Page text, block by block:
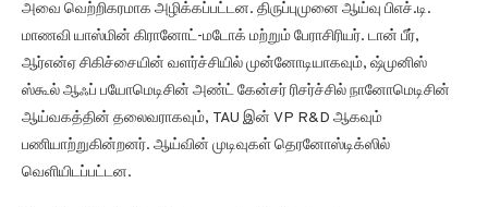
அவை வெற்றிகரமாக அழிக்கப்பட்டன. திருப்புமுனை ஆய்வு பிஎச்.டி.
மாணவி யாஸ்மின் கிரானோட்-மடோக் மற்றும் பேராசிரியர். டான் பீர்,
ஆர்என்ஏ சிகிச்சையின் வளர்ச்சியில் முன்னோடியாகவும், ஷ்முனிஸ்
ஸ்கூல் ஆஃப் பயோமெடிசின் அண்ட் கேன்சர் ரிசர்ச்சில் நானோமெடிசின்
ஆய்வகத்தின் தலைவராகவும், TAU இன் VP R&D ஆகவும்
பணியாற்றுகின்றனர். ஆய்வின் முடிவுகள் தெரனோஸ்டிக்ஸில்
வெளியிடப்பட்டன.